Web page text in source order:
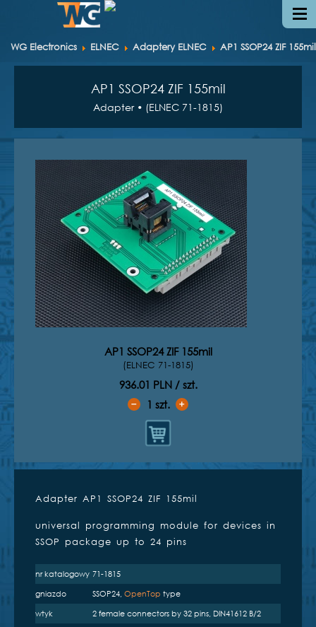
WG Electronics ELNEC Adaptery ELNEC AP1 SSOP24 ZIF 155mil
AP1 SSOP24 ZIF 155mil
Adapter • (ELNEC 71-1815)
AP1 SSOP24 ZIF 155mil
(ELNEC 71-1815)
936.01 PLN / szt.
➕
1 szt.
➖
Adapter AP1 SSOP24 ZIF 155mil
universal programming module for devices in
SSOP package up to 24 pins
nr katalogowy 71-1815
gniazdo
SSOP24, OpenTop type
wtyk
2 female connectors by 32 pins, DIN41612 B/2
Kompatybilne programatory
inżynierskie
BeeProg2AP